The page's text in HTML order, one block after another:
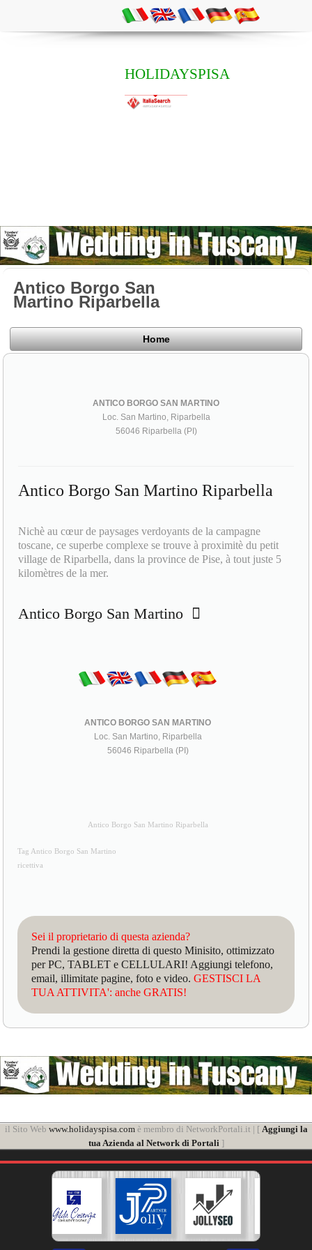
HOLIDAYSPISA
Antico Borgo San
Martino Riparbella
Home
ANTICO BORGO SAN MARTINO
Loc. San Martino, Riparbella
56046 Riparbella (PI)
Antico Borgo San Martino Riparbella
Nichè au cœur de paysages verdoyants de la campagne
toscane, ce superbe complexe se trouve à proximitè du petit
village de Riparbella, dans la province de Pise, à tout juste 5
kilomètres de la mer.
Antico Borgo San Martino
ANTICO BORGO SAN MARTINO
Loc. San Martino, Riparbella
56046 Riparbella (PI)
Antico Borgo San Martino Riparbella
Tag Antico Borgo San Martino
ricettiva
Sei il proprietario di questa azienda?
Prendi la gestione diretta di questo Minisito, ottimizzato
per PC, TABLET e CELLULARI! Aggiungi telefono,
email, illimitate pagine, foto e video.GESTISCI LA
TUA ATTIVITA': anche GRATIS!
il Sito Web www.holidayspisa.comè membro di NetworkPortali.it | [ Aggiungi la
tua Azienda al Network di Portali]